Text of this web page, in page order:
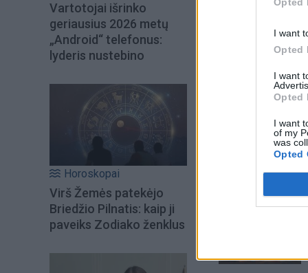
I want
Opted
I want
Opted
I want
of my
was
Opted
Vartotojai išrinko
geriausius 2026 metų
„Android“ telefonus:
lyderis nustebino
Horoskopai
Virš Žemės patekėjo
Briedžio Pilnatis: kaip ji
paveiks Zodiako ženklus
Šiuo metu